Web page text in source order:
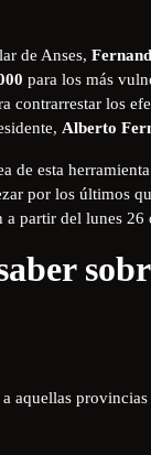
de Anses,
para los más
contrarrestar los
Alberto
de esta
por los últimos
partir del lunes 26
aquellas